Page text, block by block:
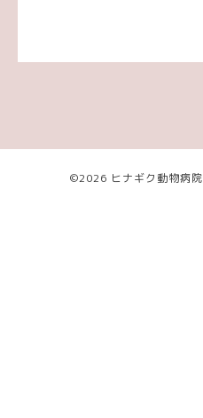
©2026 ヒナギク動物病院